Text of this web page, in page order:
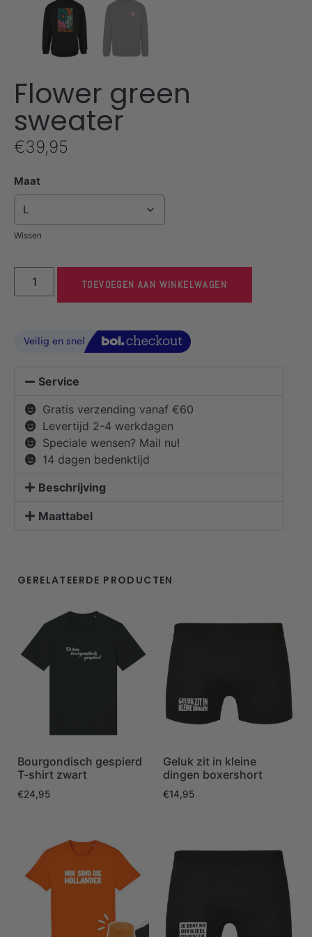
Flower green
sweater
€39,95
Maat
Wissen
TOEVOEGEN AAN WINKELWAGEN
Service
Gratis verzending vanaf €60
Levertijd 2-4 werkdagen
Speciale wensen? Mail nu!
14 dagen bedenktijd
Beschrijving
Maattabel
GERELATEERDE PRODUCTEN
Bourgondisch gespierd
T-shirt zwart
€24,95
Geluk zit in kleine
dingen boxershort
€14,95